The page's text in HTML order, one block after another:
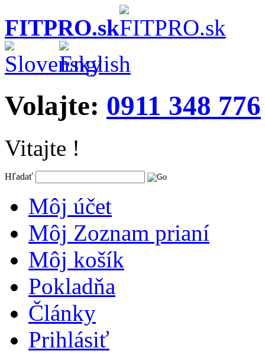
FITPRO.sk
Volajte: 0911 348 776
Vitajte !
Hľadať
Môj účet
Môj Zoznam prianí
Môj košík
Pokladňa
Články
Prihlásiť